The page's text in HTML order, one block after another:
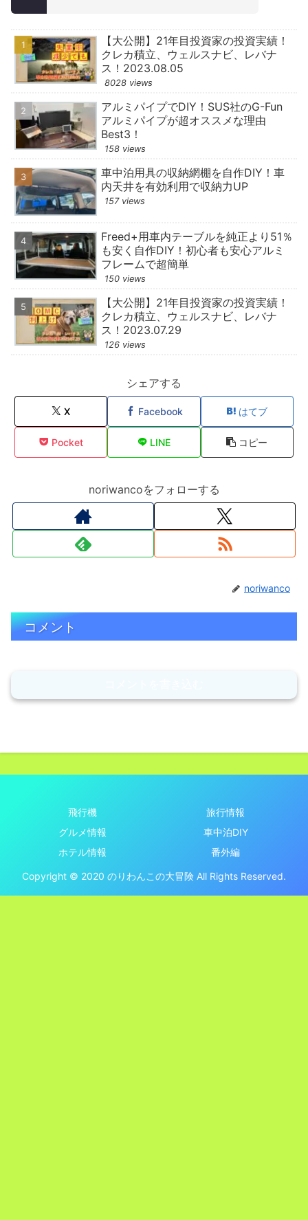
【大公開】21年目投資家の投資実績！
クレカ積立、ウェルスナビ、レバナ
ス！2023.08.05
8028 views
アルミパイプでDIY！SUS社のG-Fun
アルミパイプが超オススメな理由
Best3！
158 views
車中泊用具の収納網棚を自作DIY！車
内天井を有効利用で収納力UP
157 views
Freed+用車内テーブルを純正より51％
も安く自作DIY！初心者も安心アルミ
フレームで超簡単
150 views
【大公開】21年目投資家の投資実績！
クレカ積立、ウェルスナビ、レバナ
ス！2023.07.29
126 views
シェアする
X Facebook はてブ
Pocket LINE コピー
noriwancoをフォローする
noriwanco
コメント
飛行機
旅行情報
グルメ情報
車中泊DIY
ホテル情報
番外編
Copyright © 2020 のりわんこの大冒険 All Rights Reserved.